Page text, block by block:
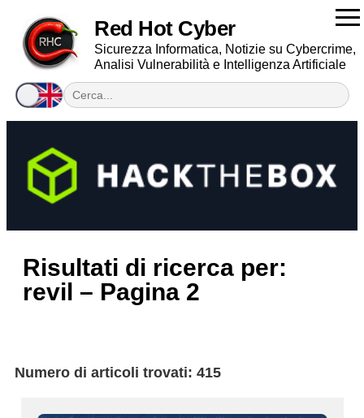
Red Hot Cyber
Sicurezza Informatica, Notizie su Cybercrime,
Analisi Vulnerabilità e Intelligenza Artificiale
Risultati di ricerca per:
revil – Pagina 2
Numero di articoli trovati: 415